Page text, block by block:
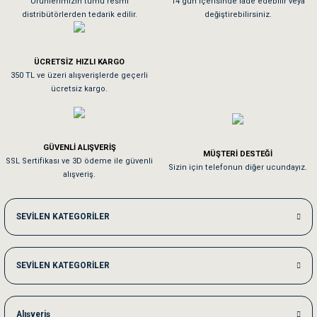
Tavşanım kafesinin kalitesine ve paketlemesine bayıldım
Sa**** On******
Kedilerim beğeniyorlar. Memnunuz. Uygun fiyatta olması iyi.
Me***** Ya******
Akşam verdiğim sipariş bir sonraki gün elime ulaştı. Jack russell köpeğim
Ka***** Ar******
Ufak bir sorun harici sorun olmadı sağolsunlar onuda hemen çözdüler
distribütörlerden tedarik edilir.
değiştirebilirsiniz.
ÜCRETSİZ HIZLI KARGO
350 TL ve üzeri alışverişlerde geçerli
ücretsiz kargo.
GÜVENLİ ALIŞVERİŞ
SSL Sertifikası ve 3D ödeme ile güvenli
alışveriş.
MÜŞTERİ DESTEĞİ
Sizin için telefonun diğer ucundayız.
SEVİLEN KATEGORİLER
SEVİLEN KATEGORİLER
Alışveriş